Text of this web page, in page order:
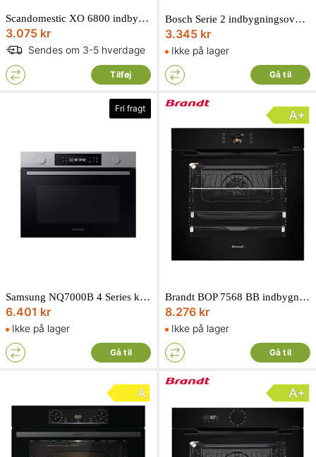
Scandomestic XO 6800 indbygningsovn 70L
3.075 kr
Sendes om 3-5 hverdage
Tilføj
Bosch Serie 2 indbygningsovn rustfri 66L 3300W HBF010BR1S
3.345 kr
Ikke på lager
Gå til
Fri fragt
Samsung NQ7000B 4 Series kombiovn kompakt 50L NQ5B4553FBS/U1
6.401 kr
Ikke på lager
Gå til
Brandt BOP 7568 BB indbygningsovn/multifunktionsovn sort 73L
8.276 kr
Ikke på lager
Gå til